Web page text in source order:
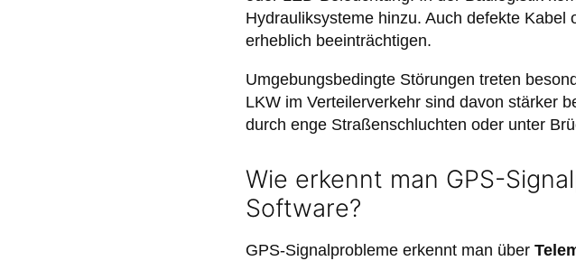
Hydrauliksysteme hinzu. Auch defekte
erheblich beeinträchtigen.
Umgebungsbedingte Störungen treten
LKW im Verteilerverkehr sind davon stärker
durch enge Straßenschluchten oder unter
Wie erkennt man GPS-
Software?
GPS-Signalprobleme erkennt man über